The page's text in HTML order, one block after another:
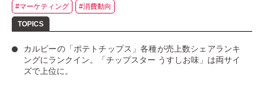
#マーケティング #消費動向
カルビーの「ポテトチップス」各種が売上数シェアランキ
ングにランクイン。
「チップスター うすしお味」 は両サイ
ズで上位に。